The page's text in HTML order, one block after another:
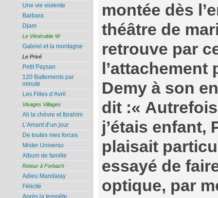
montée dès
théâtre de
retrouve par
Demy à son
dit :«
j’étais enfant,
plaisait
essayé de
optique, par
Une vie violente
Barbara
Djam
Le Vénérable W
Gabriel et la montagne
Le Privé
Petit Paysan
120 Battements par
minute
Les Filles d’Avril
Visages Villages
Ali la chèvre et Ibrahim
L’Amant d’un jour
De toutes mes forces
Mister Universo
Album de famille
Retour à Forbach
Adieu Mandalay
Félicité